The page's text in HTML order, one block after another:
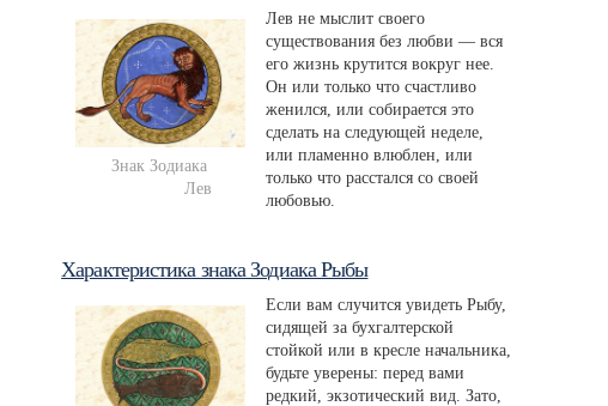
Знак Зодиака
Лев
Лев не мыслит своего
существования без любви — вся
его жизнь крутится вокруг нее.
Он или только что счастливо
женился, или собирается это
сделать на следующей неделе,
или пламенно влюблен, или
только что расстался со своей
любовью.
Характеристика знака Зодиака Рыбы
Если вам случится увидеть Рыбу,
сидящей за бухгалтерской
стойкой или в кресле начальника,
будьте уверены: перед вами
редкий, экзотический вид. Зато,